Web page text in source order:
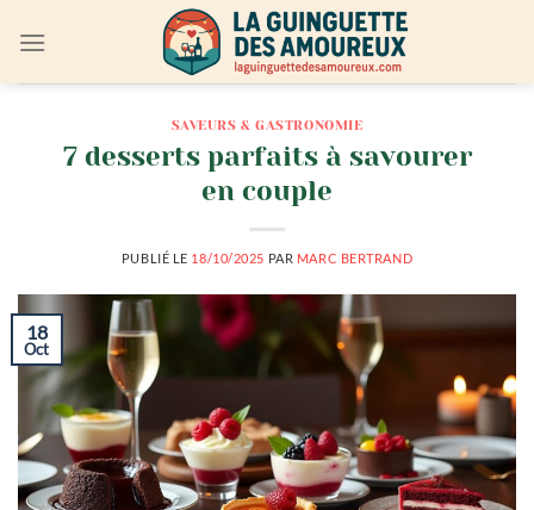
SAVEURS & GASTRONOMIE
7 desserts parfaits à savourer
en couple
PUBLIÉ LE 18/10/2025 PAR MARC BERTRAND
18
Oct